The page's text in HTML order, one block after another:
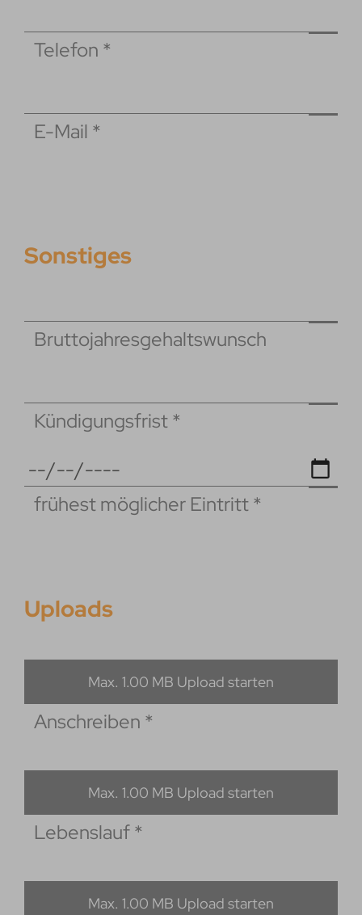
Telefon *
E-Mail *
Sonstiges
Bruttojahresgehaltswunsch
Kündigungsfrist*
frühest möglicher Eintritt*
Uploads
Max. 1.00 MB Upload starten
Anschreiben *
Max. 1.00 MB Upload starten
Lebenslauf*
Max. 1.00 MB Upload starten